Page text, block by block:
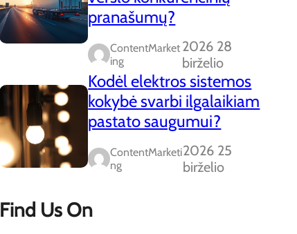
pranašumų?
ContentMarket
Ing
2026 28
birželio
Kodėl elektros sistemos
kokybė svarbi ilgalaikiam
pastato saugumui?
ContentMarketi
Ng
2026 25
birželio
Find Us On